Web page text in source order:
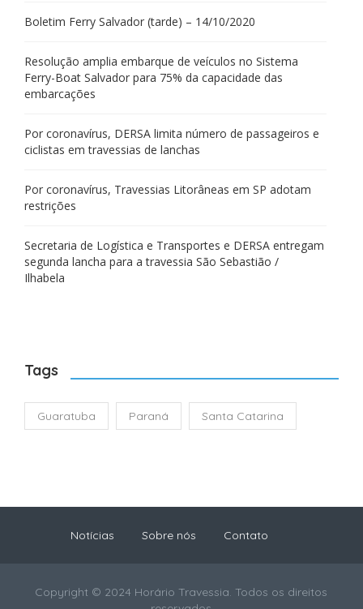
Boletim Ferry Salvador (tarde) – 14/10/2020
Resolução amplia embarque de veículos no Sistema
Ferry-Boat Salvador para 75% da capacidade das
embarcações
Por coronavírus, DERSA limita número de passageiros e
ciclistas em travessias de lanchas
Por coronavírus, Travessias Litorâneas em SP adotam
restrições
Secretaria de Logística e Transportes e DERSA entregam
segunda lancha para a travessia São Sebastião /
Ilhabela
Tags
Guaratuba Paraná Santa Catarina
Notícias Sobre nós Contato
Copyright © 2024 Horário Travessia. Todos os direitos